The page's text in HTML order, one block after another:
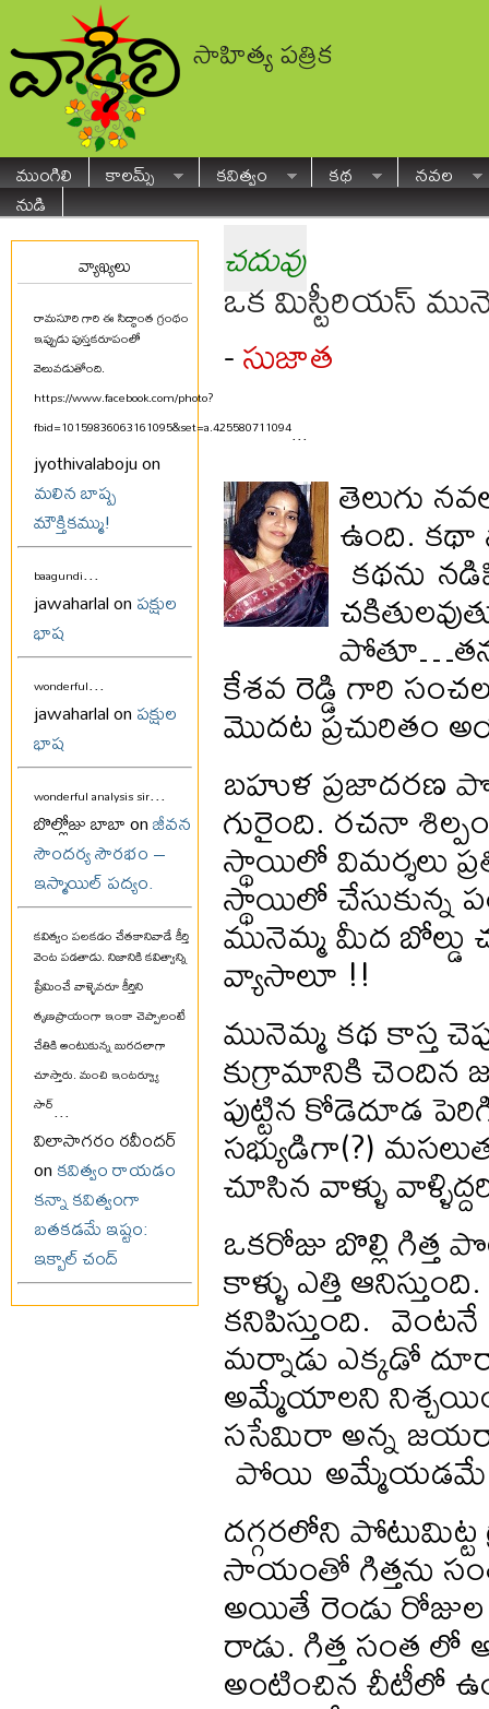
సాహిత్య పత్రిక
ముంగిలి కాలమ్స్ కవిత్వం కథ
నవల
నుడి
వ్యాఖ్యలు
రామసూరి గారి ఈ సిద్ధాంత గ్రంథం
ఇప్పుడు పుస్తకరూపంలో
వెలువడుతోంది.
https://www.facebook.com/photo?
fbid=10159836063161095&set=a.425580711094...
jyothivalaboju on
మలిన బాష్ప
మౌక్తికమ్ము!
baagundi...
jawaharlal onపక్షుల
భాష
wonderful...
jawaharlal onపక్షుల
భాష
wonderful analysis sir...
బొల్లోజు బాబా onజీవన
సౌందర్య సౌరభం –
ఇస్మాయిల్ పద్యం.
కవిత్వం పలకడం చేతకానివాడే కీర్తి
వెంట పడతాడు. నిజానికి కవిత్వాన్ని
ప్రేమించే వాళ్ళెవరూ కీర్తిని
తృణప్రాయంగా ఇంకా చెప్పాలంటే
చేతికి అంటుకున్న బురదలాగా
చూస్తారు. మంచి ఇంటర్వ్యూ
సార్...
విలాసాగరం రవీందర్
onకవిత్వం రాయడం
కన్నా కవిత్వంగా
బతకడమే ఇష్టం:
ఇక్బాల్ చంద్
చదువు
ఒక మిస్టీరియస్
-సుజాత
తెలుగు
ఉంది.
కథను
కేశవ రెడ్డి గారి
మొదట ప్రచురితం
బహుళ ప్రజాదరణ
గురైంది. రచనా
స్థాయిలో విమర్శలు
స్థాయిలో చేసుకున్న
మునెమ్మ మీద బోల్డు
వ్యాసాలూ !!
మునెమ్మ కథ కాస్త
కుగ్రామానికి
పుట్టిన కోడెదూడ
సభ్యుడిగా(?)
చూసిన వాళ్ళు
ఒకరోజు బొల్లి గిత్త
కాళ్ళు ఎత్తి
కనిపిస్తుంది.
మర్నాడు ఎక్కడో
అమ్మేయాలని
ససేమిరా అన్న
పోయి అమ్మేయడమే
దగ్గరలోని
సాయంతో గిత్తను
అయితే రెండు రోజుల
రాడు. గిత్త సంత
అంటించిన చీటీలో